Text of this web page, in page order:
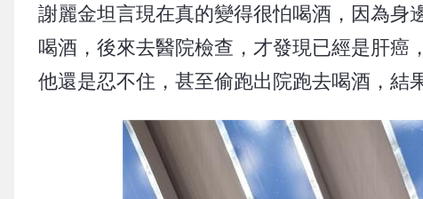
謝麗金坦言現在真的變得很怕喝酒，因為身
喝酒，後來去醫院檢查，才發現已經是肝癌
他還是忍不住，甚至偷跑出院跑去喝酒，結